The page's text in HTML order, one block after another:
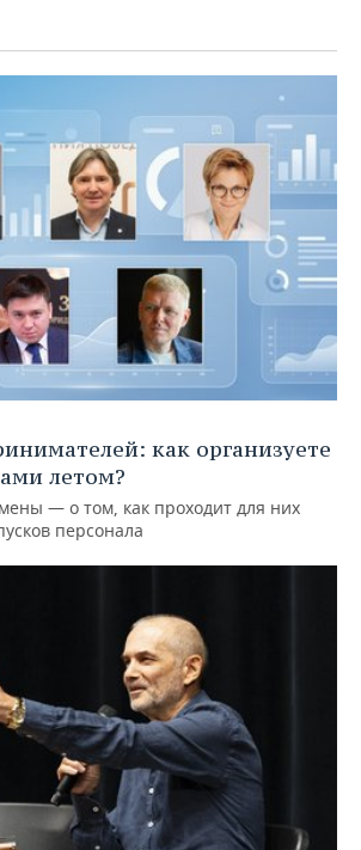
как организуете
летом?
— о том, как проходит для них
персонала